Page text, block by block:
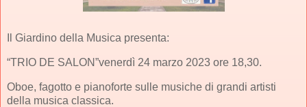
Il Giardino della Musica presenta:
“TRIO DE SALON”venerdì 24 marzo 2023 ore 18,30.
Oboe, fagotto e pianoforte sulle musiche di grandi artisti
della musica classica.